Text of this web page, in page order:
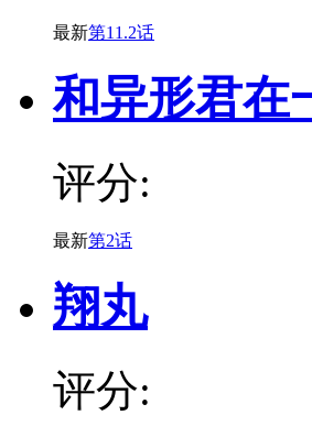
最新第11.2话
和异形君在
评分:
最新第2话
翔丸
评分: